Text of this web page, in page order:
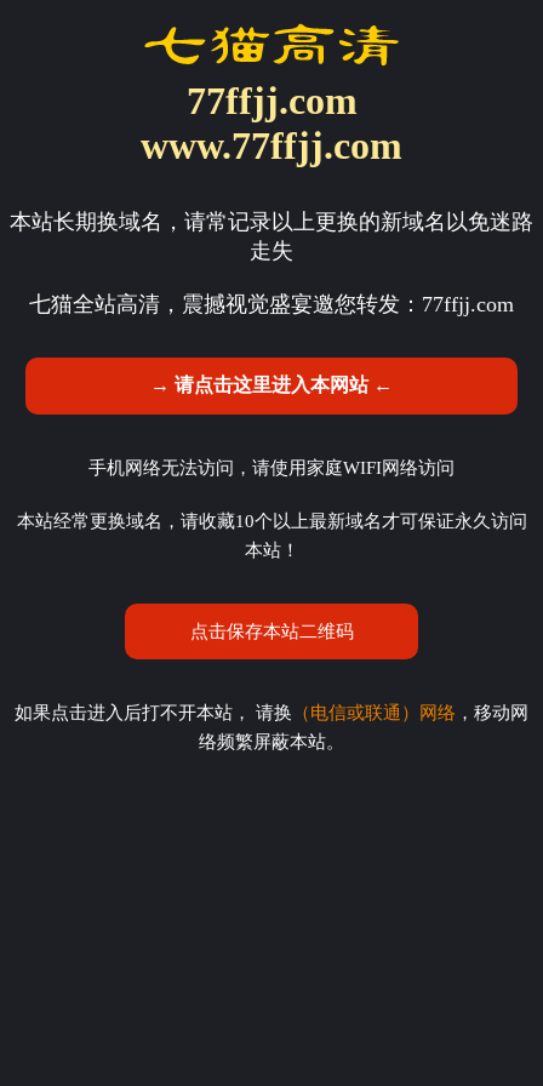
77ffjj.com
www.77ffjj.com
本站长期换域名，请常记录以上更换的新域名以免迷路
走失
七猫全站高清，震撼视觉盛宴邀您转发： 77ffjj.com
→ 请点击这里进入本网站 ←
手机网络无法访问，请使用家庭WIFI网络访问
本站经常更换域名，请收藏10个以上最新域名才可保证永久访问
本站！
点击保存本站二维码
如果点击进入后打不开本站， 请换 （电信或联通）网络 ，移动网
络频繁屏蔽本站。